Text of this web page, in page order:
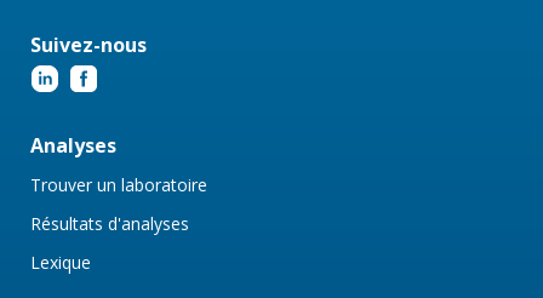
Suivez-nous
Analyses
Trouver un laboratoire
Résultats d'analyses
Lexique